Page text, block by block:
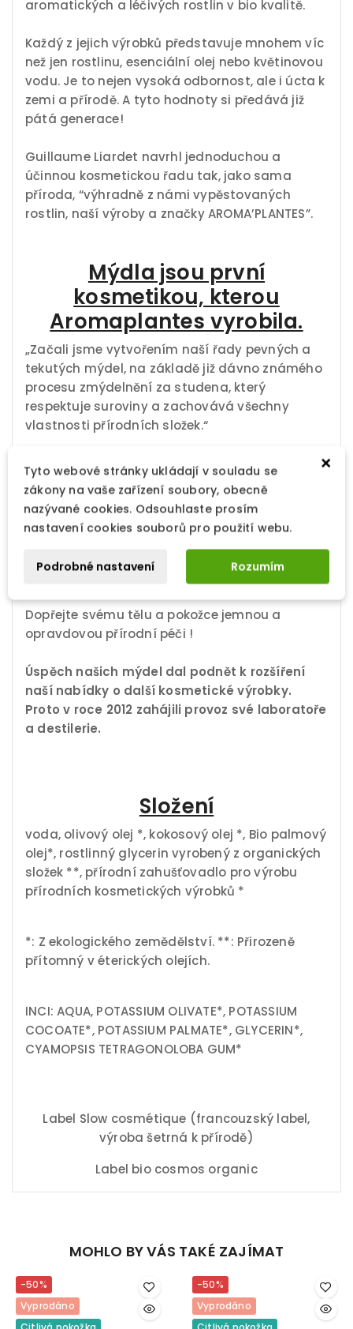
aromatických a léčivých rostlin v bio kvalitě.
Každý z jejich výrobků představuje mnohem víc
než jen rostlinu, esenciální olej nebo květinovou
vodu. Je to nejen vysoká odbornost, ale i úcta k
zemi a přírodě. A tyto hodnoty si předává již
pátá generace!
Guillaume Liardet navrhl jednoduchou a
účinnou kosmetickou řadu tak, jako sama
příroda, “výhradně z námi vypěstovaných
rostlin, naší výroby a značky AROMA’PLANTES”.
Mýdla jsou první
kosmetikou, kterou
Aromaplantes vyrobila.
„Začali jsme vytvořením naší řady pevných a
tekutých mýdel, na základě již dávno známého
procesu zmýdelnění za studena, který
respektuje suroviny a zachovává všechny
vlastnosti přírodních složek.“
Díky této metodě se mýdlová hmota nemusí
zahřívat, a tak zůstanou v rostlinných olejích
všechny cenné složky – mastné kyseliny,
vitamíny, antioxidanty a další. Mýdlo obsahuje
přirozeně také glycerin. Mýdlo pokožku nejen
myje, ale zároveň ošetřuje a to je jedna z
Dopřejte svému tělu a pokožce jemnou a
opravdovou přírodní péči !
Úspěch našich mýdel dal podnět k rozšíření
naší nabídky o další kosmetické výrobky.
Proto v roce 2012 zahájili provoz své laboratoře
a destilerie.
Složení
voda, olivový olej *, kokosový olej *, Bio palmový
olej*, rostlinný glycerin vyrobený z organických
složek **, přírodní zahušťovadlo pro výrobu
přírodních kosmetických výrobků *
*: Z ekologického zemědělství. **: Přirozeně
přítomný v éterických olejích.
INCI: AQUA, POTASSIUM OLIVATE*, POTASSIUM
COCOATE*, POTASSIUM PALMATE*, GLYCERIN*,
CYAMOPSIS TETRAGONOLOBA GUM*
Label Slow cosmétique (francouzský label,
výroba šetrná k přírodě)
Label bio cosmos organic
MOHLO BY VÁS TAKÉ ZAJÍMAT
-50%
Vyprodáno
-50%
Vyprodáno
×
Tyto webové stránky ukládají v souladu se
zákony na vaše zařízení soubory, obecně
nazývané cookies. Odsouhlaste prosím
nastavení cookies souborů pro použití webu.
Podrobné nastavení Rozumím